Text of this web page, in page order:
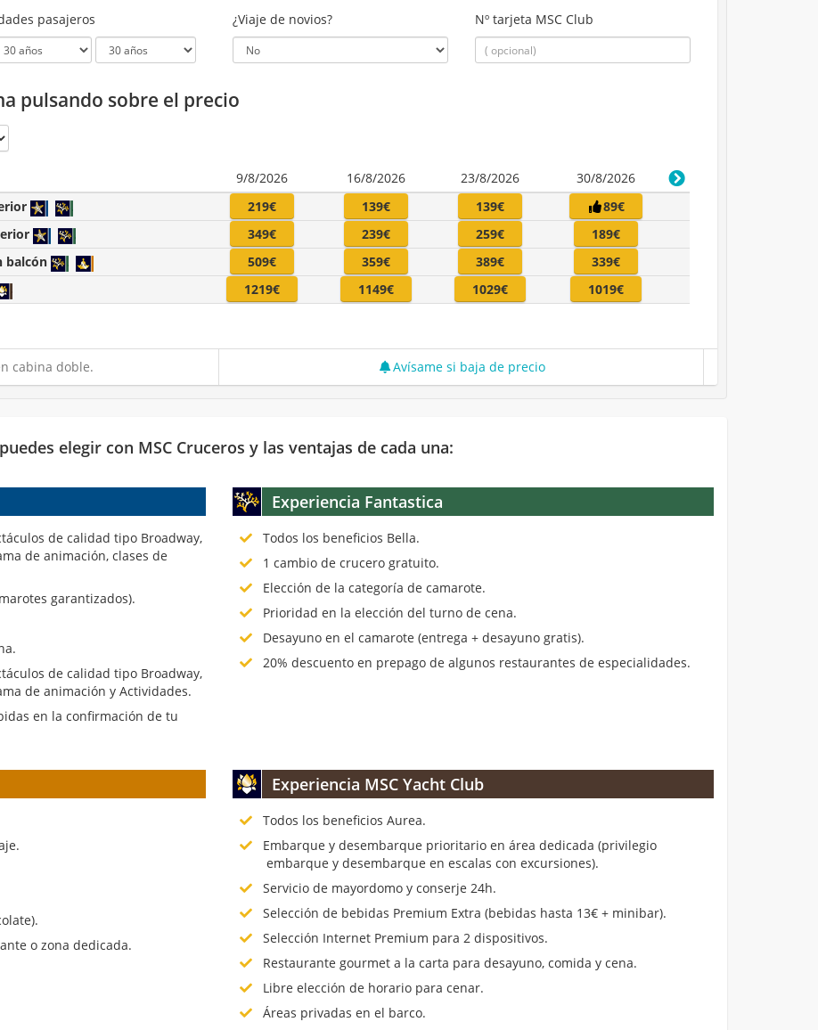
pasajeros ¿Viaje de novios? Nº tarjeta MSC Club
pulsando sobre el precio
9/8/2026 16/8/2026 23/8/2026
30/8/2026
219€ 139€ 139€
89€
349€ 239€ 259€
189€
balcón
509€ 359€ 389€
339€
1219€ 1149€ 1029€ 1019€
cabina doble. Avísame si baja de precio
elegir con MSC Cruceros y las ventajas de cada una:
de calidad tipo Broadway,
de animación, clases de
garantizados).
de calidad tipo Broadway,
de animación y Actividades.
en la confirmación de tu
Experiencia Fantastica
Todos los beneficios Bella.
1 cambio de crucero gratuito.
Elección de la categoría de camarote.
Prioridad en la elección del turno de cena.
Desayuno en el camarote (entrega + desayuno gratis).
20% descuento en prepago de algunos restaurantes de especialidades.
o zona dedicada.
Experiencia MSC Yacht Club
Todos los beneficios Aurea.
Embarque y desembarque prioritario en área dedicada (privilegio
embarque y desembarque en escalas con excursiones).
Servicio de mayordomo y conserje 24h.
Selección de bebidas Premium Extra (bebidas hasta 13€ + minibar).
Selección Internet Premium para 2 dispositivos.
Restaurante gourmet a la carta para desayuno, comida y cena.
Libre elección de horario para cenar.
Áreas privadas en el barco.